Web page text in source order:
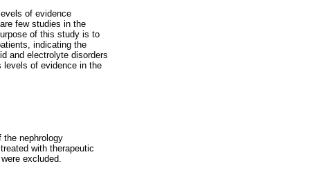
of evidence
few studies in the
of this study is to
indicating the
and electrolyte disorders
levels of evidence in the
nephrology
with therapeutic
excluded.